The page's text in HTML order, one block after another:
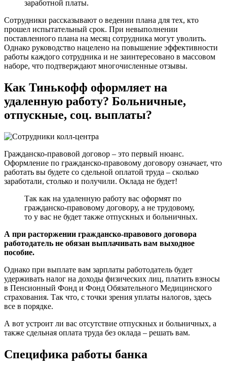
заработной платы.
Сотрудники рассказывают о ведении плана для тех, кто
прошел испытательный срок. При невыполнении
поставленного плана на месяц сотрудника могут уволить.
Однако руководство нацелено на повышение эффективности
работы каждого сотрудника и не заинтересовано в массовом
наборе, что подтверждают многочисленные отзывы.
Как Тинькофф оформляет на
удаленную работу? Больничные,
отпускные, соц. выплаты?
Гражданско-правовой договор – это первый нюанс.
Оформление по гражданско-правовому договору означает, что
работать вы будете со сдельной оплатой труда – сколько
заработали, столько и получили. Оклада не будет!
Так как на удаленную работу вас оформят по
гражданско-правовому договору, а не трудовому,
то у вас не будет также отпускных и больничных.
А при расторжении гражданско-правового договора
работодатель не обязан выплачивать вам выходное
пособие.
Однако при выплате вам зарплаты работодатель будет
удерживать налог на доходы физических лиц, платить взносы
в Пенсионный Фонд и Фонд Обязательного Медицинского
страхования. Так что, с точки зрения уплаты налогов, здесь
все в порядке.
А вот устроит ли вас отсутствие отпускных и больничных, а
также сдельная оплата труда без оклада – решать вам.
Специфика работы банка